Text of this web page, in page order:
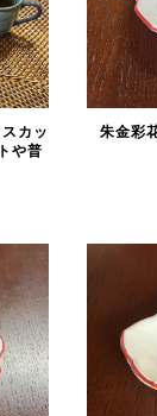
カッ
や普
朱金彩